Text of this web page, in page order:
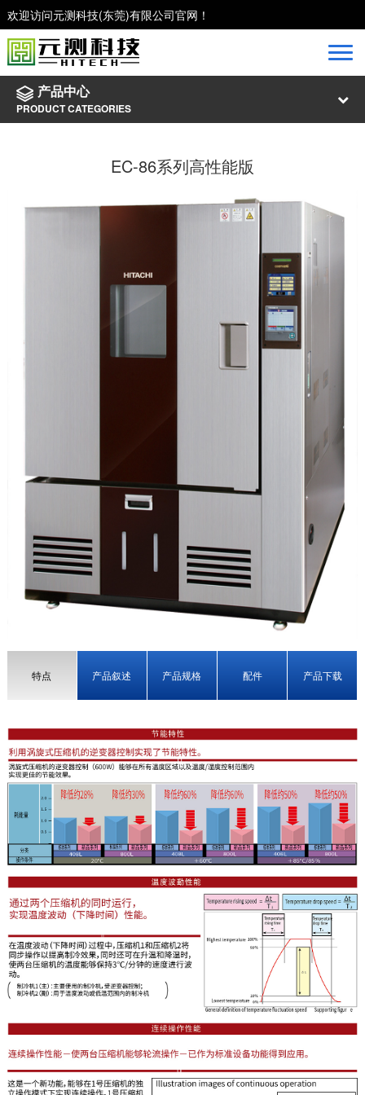
欢迎访问元测科技(东莞)有限公司官网！
产品中心
PRODUCT CATEGORIES
EC-86系列高性能版
特点 产品叙述 产品规格 配件 产品下载